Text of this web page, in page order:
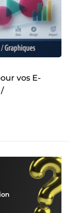
vos E-
/